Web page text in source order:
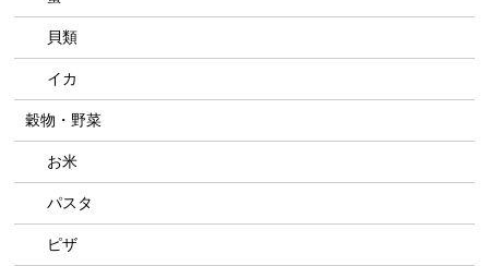
貝類
イカ
穀物・野菜
お米
パスタ
ピザ